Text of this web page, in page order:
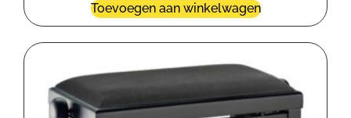
Toevoegen aan winkelwagen